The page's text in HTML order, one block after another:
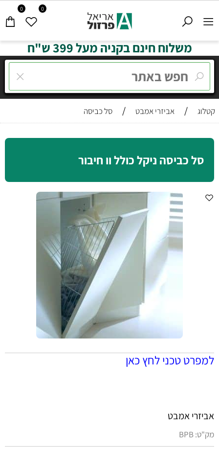
0 0
משלוח חינם בקניה מעל 399 ש"ח
קטלוג / אביזרי אמבט / סל כביסה
סל כביסה ניקל כולל וו חיבור
למפרט טכני לחץ כאן
אביזרי אמבט
מק"ט:BPB